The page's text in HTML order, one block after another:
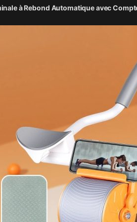
à Rebond Automatique avec